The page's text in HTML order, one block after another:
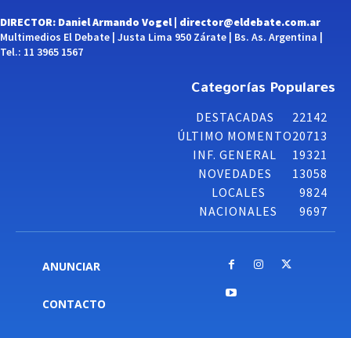
DIRECTOR: Daniel Armando Vogel | director@eldebate.com.ar
Multimedios El Debate | Justa Lima 950 Zárate | Bs. As. Argentina |
Tel.: 11 3965 1567
Categorías Populares
DESTACADAS
22142
ÚLTIMO MOMENTO20713
INF. GENERAL
19321
NOVEDADES
13058
LOCALES
9824
NACIONALES
9697
ANUNCIAR
CONTACTO